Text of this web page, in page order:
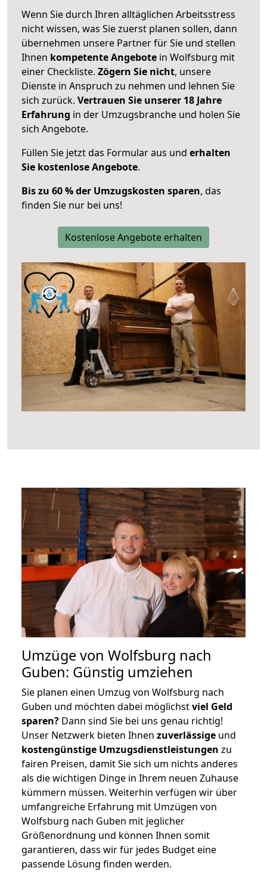
Wenn Sie durch Ihren alltäglichen Arbeitsstress
nicht wissen, was Sie zuerst planen sollen, dann
übernehmen unsere Partner für Sie und stellen
Ihnen kompetente Angebote in Wolfsburg mit
einer Checkliste. Zögern Sie nicht, unsere
Dienste in Anspruch zu nehmen und lehnen Sie
sich zurück. Vertrauen Sie unserer 18 Jahre
Erfahrung in der Umzugsbranche und holen Sie
sich Angebote.
Füllen Sie jetzt das Formular aus und erhalten
Sie kostenlose Angebote.
Bis zu 60 % der Umzugskosten sparen, das
finden Sie nur bei uns!
Kostenlose Angebote erhalten
Umzüge von Wolfsburg nach
Guben: Günstig umziehen
Sie planen einen Umzug von Wolfsburg nach
Guben und möchten dabei möglichstviel Geld
sparen? Dann sind Sie bei uns genau richtig!
Unser Netzwerk bieten Ihnen zuverlässige und
kostengünstige Umzugsdienstleistungen zu
fairen Preisen, damit Sie sich um nichts anderes
als die wichtigen Dinge in Ihrem neuen Zuhause
kümmern müssen. Weiterhin verfügen wir über
umfangreiche Erfahrung mit Umzügen von
Wolfsburg nach Guben mit jeglicher
Größenordnung und können Ihnen somit
garantieren, dass wir für jedes Budget eine
passende Lösung finden werden.